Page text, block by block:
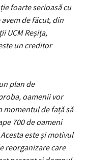
foarte serioasă cu
de făcut, din
UCM Reșița,
un creditor
plan de
oamenii vor
momentul de față să
700 de oameni
este și motivul
reorganizare care